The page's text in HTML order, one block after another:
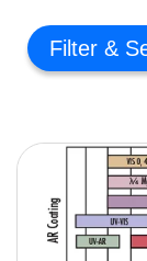
Filter